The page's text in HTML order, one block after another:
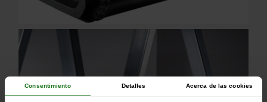
Consentimiento Detalles Acerca de las cookies